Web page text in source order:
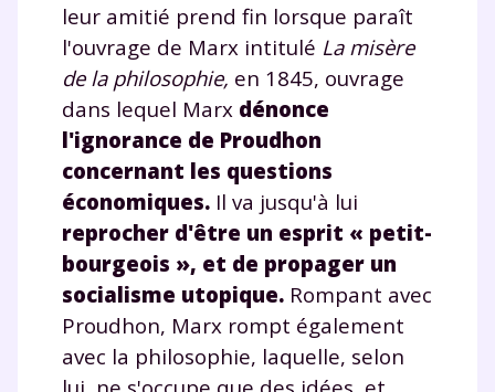
leur amitié prend fin lorsque paraît
l'ouvrage de Marx intitulé La misère
de la philosophie, en 1845, ouvrage
dans lequel Marx dénonce
l'ignorance de Proudhon
concernant les questions
économiques. Il va jusqu'à lui
reprocher d'être un esprit « petit-
bourgeois », et de propager un
socialisme utopique. Rompant avec
Proudhon, Marx rompt également
avec la philosophie, laquelle, selon